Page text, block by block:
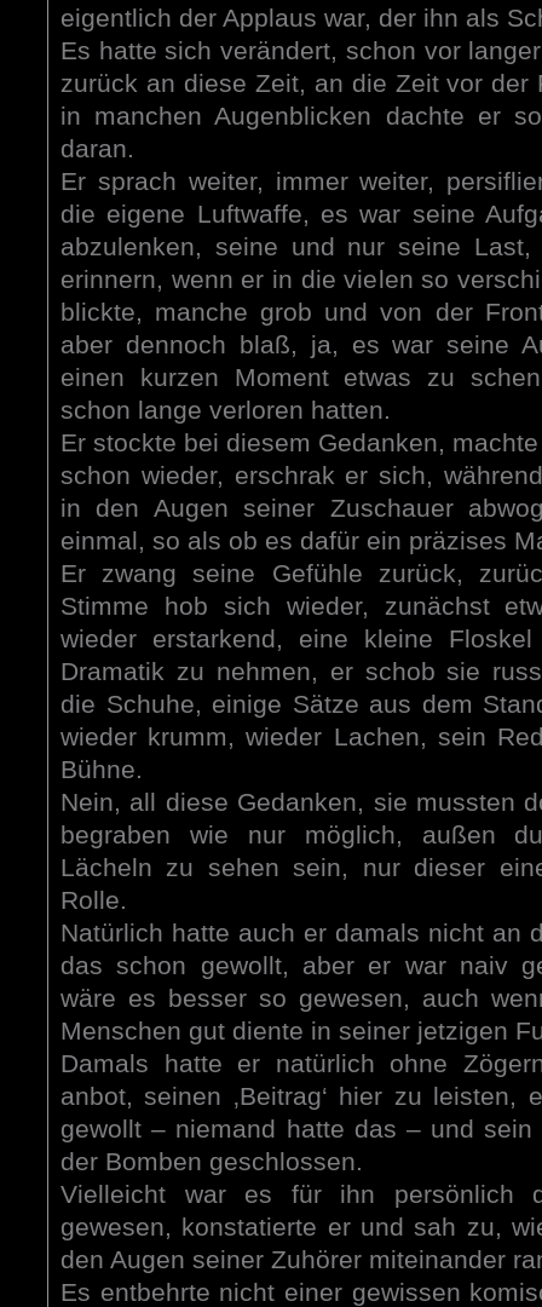
eigentlich der Applaus war, der ihn als
Es hatte sich verändert, schon vor
zurück an diese Zeit, an die Zeit vor der
in manchen Augenblicken dachte er
daran.
Er sprach weiter, immer weiter,
die eigene Luftwaffe, es war seine
abzulenken, seine und nur seine
erinnern, wenn er in die vielen so
blickte, manche grob und von der
aber dennoch blaß, ja, es war seine
einen kurzen Moment etwas zu
schon lange verloren hatten.
Er stockte bei diesem Gedanken,
schon wieder, erschrak er sich,
in den Augen seiner Zuschauer
einmal, so als ob es dafür ein präzises
Er zwang seine Gefühle zurück,
Stimme hob sich wieder, zunächst
wieder erstarkend, eine kleine
Dramatik zu nehmen, er schob sie
die Schuhe, einige Sätze aus dem
wieder krumm, wieder Lachen, sein
Bühne.
Nein, all diese Gedanken, sie mussten
begraben wie nur möglich, außen
Lächeln zu sehen sein, nur dieser
Rolle.
Natürlich hatte auch er damals nicht an
das schon gewollt, aber er war naiv
wäre es besser so gewesen, auch
Menschen gut diente in seiner jetzigen
Damals hatte er natürlich ohne
anbot, seinen ‚Beitrag‘ hier zu
gewollt – niemand hatte das – und
der Bomben geschlossen.
Vielleicht war es für ihn persönlich
gewesen, konstatierte er und sah zu,
den Augen seiner Zuhörer miteinander
Es entbehrte nicht einer gewissen